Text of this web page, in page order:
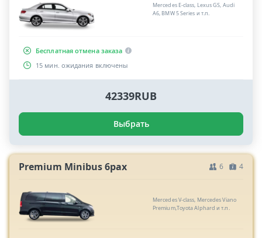
Mercedes E-class, Lexus GS, Audi
A6, BMW 5 Series и т.п.
Бесплатная отмена заказа
15 мин. ожидания включены
42339RUB
Выбрать
Premium Minibus 6pax 6 4
Mercedes V-class, Mercedes Viano
Premium,Toyota Alphard и т.п.